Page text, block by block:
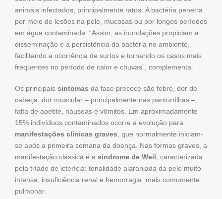
animais infectados, principalmente ratos. A bactéria penetra
por meio de lesões na pele, mucosas ou por longos períodos
em água contaminada. “Assim, as inundações propiciam a
disseminação e a persistência da bactéria no ambiente,
facilitando a ocorrência de surtos e tornando os casos mais
frequentes no período de calor e chuvas”, complementa.
Os principais sintomas da fase precoce são febre, dor de
cabeça, dor muscular – principalmente nas panturrilhas –,
falta de apetite, náuseas e vômitos. Em aproximadamente
15% indivíduos contaminados ocorre a evolução para
manifestações clínicas graves, que normalmente iniciam-
se após a primeira semana da doença. Nas formas graves, a
manifestação clássica é a síndrome de Weil, caracterizada
pela tríade de icterícia: tonalidade alaranjada da pele muito
intensa, insuficiência renal e hemorragia, mais comumente
pulmonar.